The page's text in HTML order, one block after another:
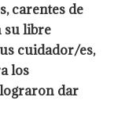
carentes de
su libre
cuidador/es,
los
dar